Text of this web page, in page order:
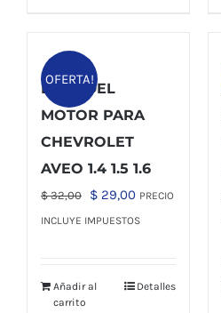
OFERTA!
BASE DEL
MOTOR PARA
CHEVROLET
AVEO 1.4 1.5 1.6
$32,00
El
precio
$ 32,00.
$ 29,00El
precio
$ 29,00.
PRECIO
INCLUYE IMPUESTOS
Añadir al
carrito
Detalles